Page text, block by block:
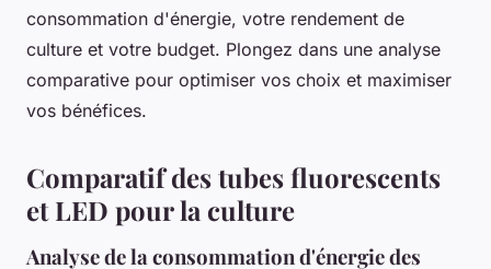
consommation d'énergie, votre rendement de
culture et votre budget. Plongez dans une analyse
comparative pour optimiser vos choix et maximiser
vos bénéfices.
Comparatif des tubes fluorescents
et LED pour la culture
Analyse de la consommation d'énergie des